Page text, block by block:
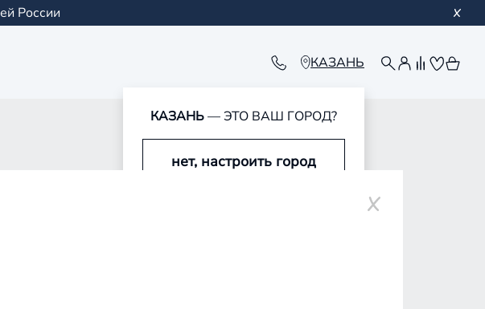
России
КАЗАНЬ
КАЗАНЬ— ЭТО ВАШ ГОРОД?
нет, настроить город